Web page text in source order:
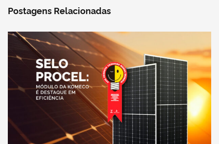
Postagens Relacionadas